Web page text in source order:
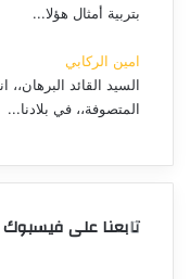
بتربية أمثال هؤلا...
امين الركابي
السيد القائد
المتصوفة،، في بلادنا...
تابعنا على فيسبوك